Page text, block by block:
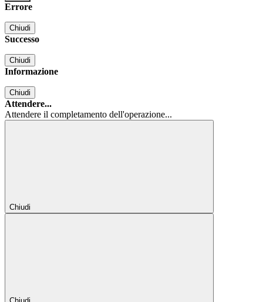
Errore
Chiudi
Successo
Chiudi
Informazione
Chiudi
Attendere...
Attendere il completamento dell'operazione...
Chiudi